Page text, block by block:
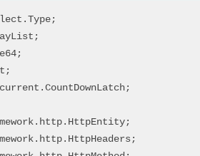
().denyAll
("/topic");